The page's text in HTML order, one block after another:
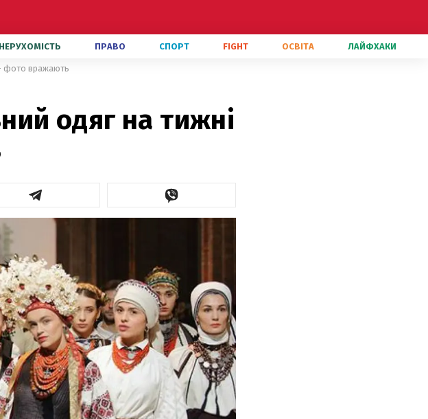
НЕРУХОМІСТЬ ПРАВО СПОРТ FIGHT ОСВІТА ЛАЙФХАКИ
фото вражають
одяг на тижні